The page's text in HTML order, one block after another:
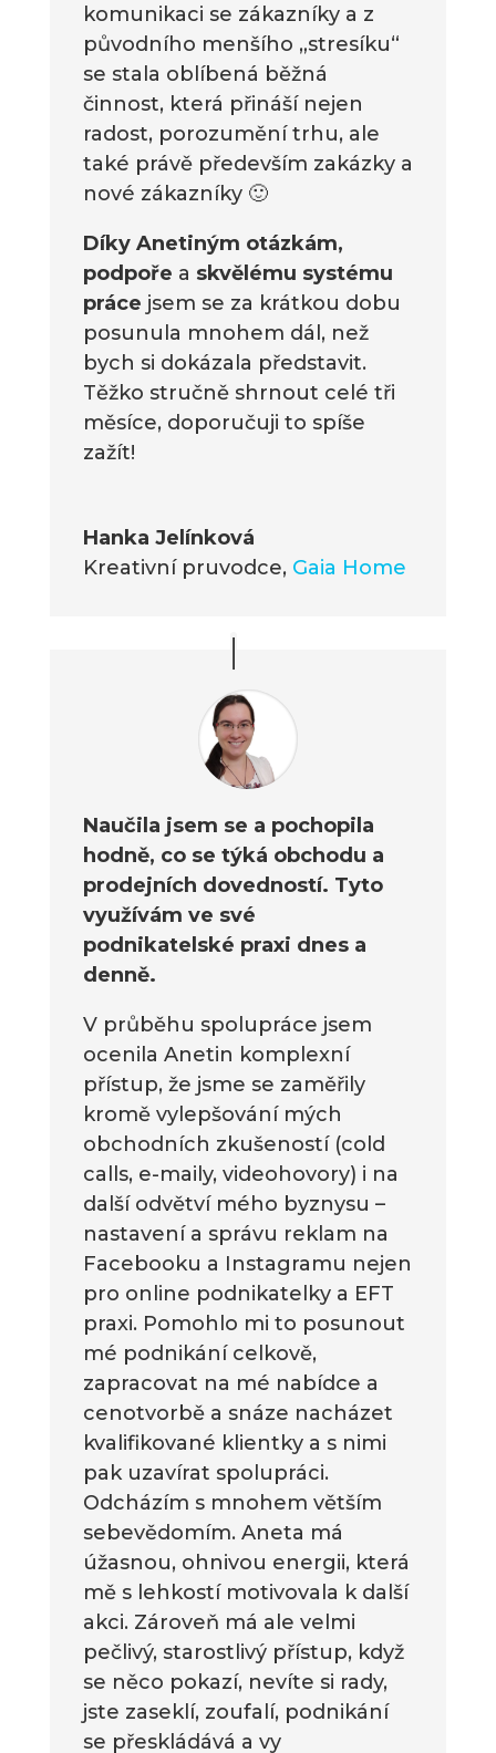
komunikaci se zákazníky a z
původního menšího „stresíku“
se stala oblíbená běžná
činnost, která přináší nejen
radost, porozumění trhu, ale
také právě především zakázky a
nové zákazníky 🙂
Díky Anetiným otázkám,
podpoře a skvělému systému
práce jsem se za krátkou dobu
posunula mnohem dál, než
bych si dokázala představit.
Těžko stručně shrnout celé tři
měsíce, doporučuji to spíše
zažít!
Hanka Jelínková
Kreativní pruvodce, Gaia Home
Naučila jsem se a pochopila
hodně, co se týká obchodu a
prodejních dovedností. Tyto
využívám ve své
podnikatelské praxi dnes a
denně.
V průběhu spolupráce jsem
ocenila Anetin komplexní
přístup, že jsme se zaměřily
kromě vylepšování mých
obchodních zkušeností (cold
calls, e-maily, videohovory) i na
další odvětví mého byznysu –
nastavení a správu reklam na
Facebooku a Instagramu nejen
pro online podnikatelky a EFT
praxi. Pomohlo mi to posunout
mé podnikání celkově,
zapracovat na mé nabídce a
cenotvorbě a snáze nacházet
kvalifikované klientky a s nimi
pak uzavírat spolupráci.
Odcházím s mnohem větším
sebevědomím. Aneta má
úžasnou, ohnivou energii, která
mě s lehkostí motivovala k další
akci. Zároveň má ale velmi
pečlivý, starostlivý přístup, když
se něco pokazí, nevíte si rady,
jste zaseklí, zoufalí, podnikání
se přeskládává a vy